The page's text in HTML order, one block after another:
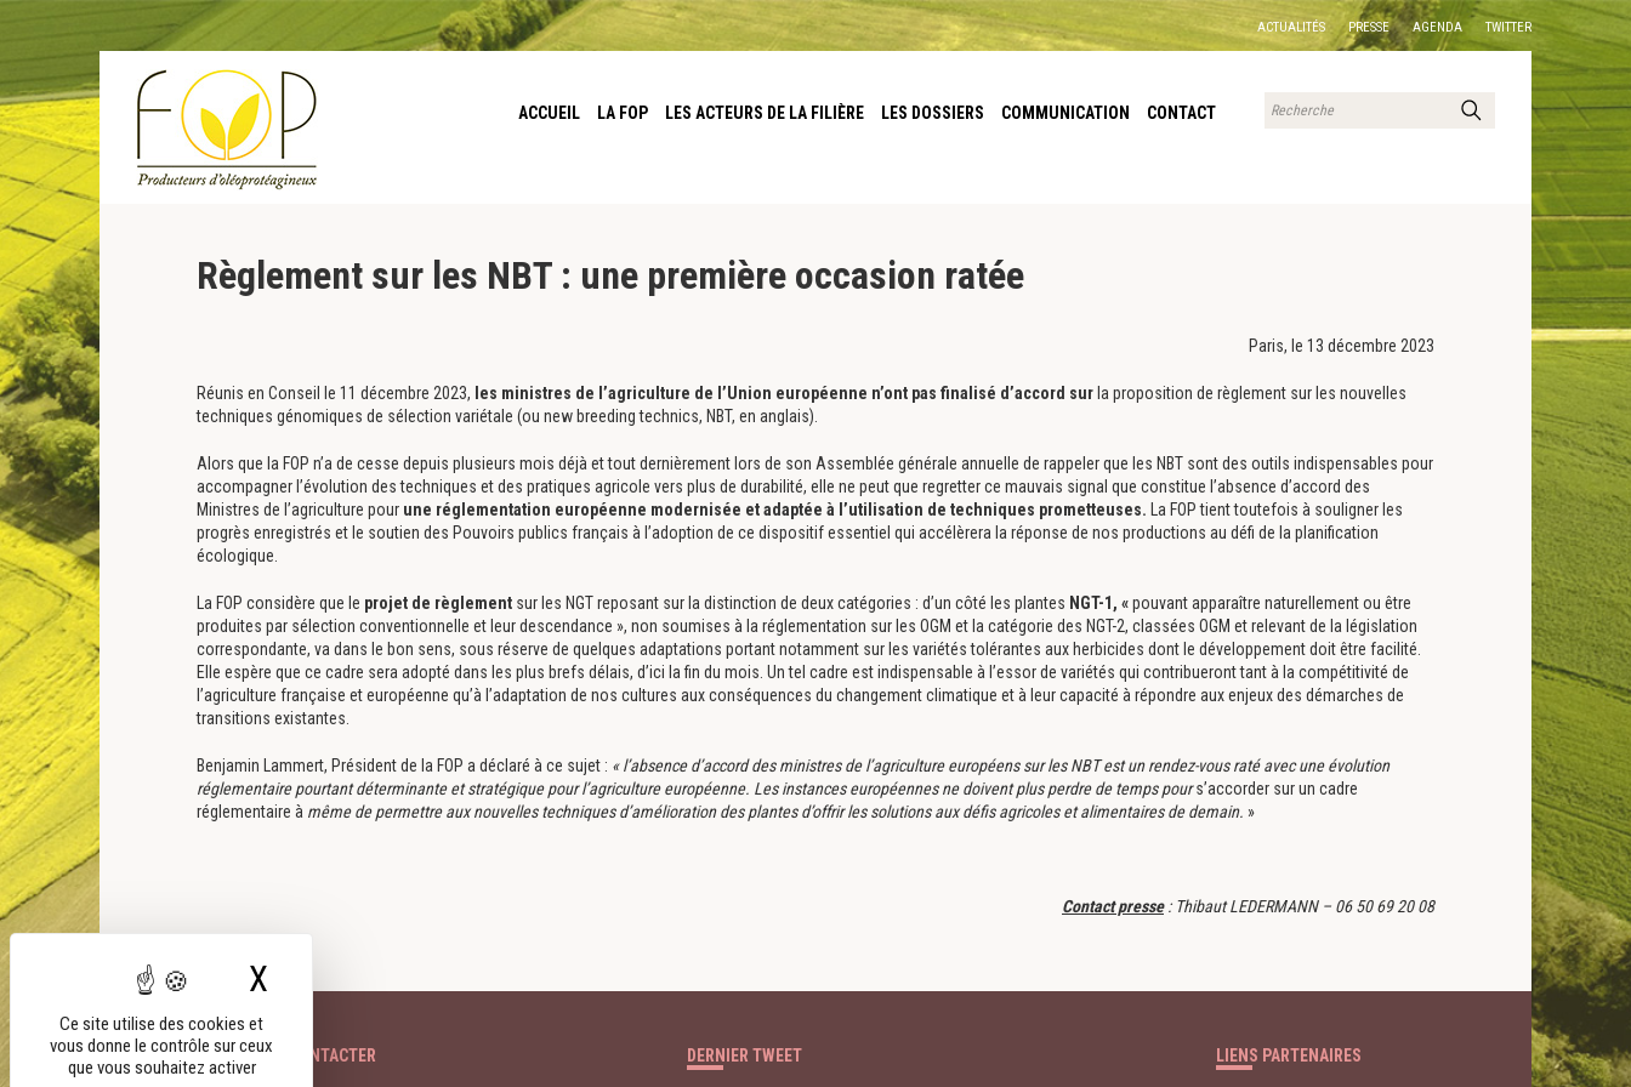
Panneau de gestion des cookies
Ce site utilise des cookies et
vous donne le contrôle sur ceux
que vous souhaitez activer
X
ACTUALITÉS PRESSE AGENDA TWITTER
ACCUEIL LA FOP LES ACTEURS DE LA FILIÈRE LES DOSSIERS COMMUNICATION CONTACT
Règlement sur les NBT : une première occasion ratée
Paris, le 13 décembre 2023
Réunis en Conseil le 11 décembre 2023, les ministres de l’agriculture de l’Union européenne n’ont pas finalisé d’accord sur la proposition de règlement sur les nouvelles
techniques génomiques de sélection variétale (ou new breeding technics, NBT, en anglais).
Alors que la FOP n’a de cesse depuis plusieurs mois déjà et tout dernièrement lors de son Assemblée générale annuelle de rappeler que les NBT sont des outils indispensables pour
accompagner l’évolution des techniques et des pratiques agricole vers plus de durabilité, elle ne peut que regretter ce mauvais signal que constitue l’absence d’accord des
Ministres de l’agriculture pour une réglementation européenne modernisée et adaptée à l’utilisation de techniques prometteuses. La FOP tient toutefois à souligner les
progrès enregistrés et le soutien des Pouvoirs publics français à l’adoption de ce dispositif essentiel qui accélèrera la réponse de nos productions au défi de la planification
écologique.
La FOP considère que le projet de règlement sur les NGT reposant sur la distinction de deux catégories : d’un côté les plantes NGT-1 , «pouvant apparaître naturellement ou être
produites par sélection conventionnelle et leur descendance », non soumises à la réglementation sur les OGM et la catégorie des NGT-2, classées OGM et relevant de la législation
correspondante, va dans le bon sens, sous réserve de quelques adaptations portant notamment sur les variétés tolérantes aux herbicides dont le développement doit être facilité.
Elle espère que ce cadre sera adopté dans les plus brefs délais, d’ici la fin du mois. Un tel cadre est indispensable à l’essor de variétés qui contribueront tant à la compétitivité de
l’agriculture française et européenne qu’à l’adaptation de nos cultures aux conséquences du changement climatique et à leur capacité à répondre aux enjeux des démarches de
transitions existantes.
Benjamin Lammert, Président de la FOP a déclaré à ce sujet : « l’absence d’accord des ministres de l’agriculture européens sur les NBT est un rendez-vous raté avec une évolution
réglementaire pourtant déterminante et stratégique pour l’agriculture européenne. Les instances européennes ne doivent plus perdre de temps pours’accorder sur un cadre
réglementaire à même de permettre aux nouvelles techniques d’amélioration des plantes d’offrir les solutions aux défis agricoles et alimentaires de demain. »
Contact presse : Thibaut LEDERMANN – 06 50 69 20 08
NOUS CONTACTER DERNIER TWEET LIENS PARTENAIRES